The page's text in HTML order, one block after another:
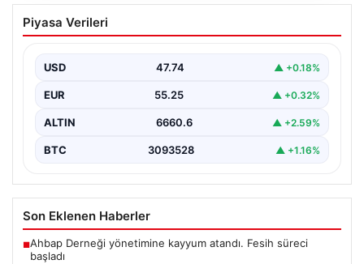
GTA 6’nın oynanış videosu 27
Ağustos’ta Netflix’te yayınlanacak
Ağustos’ta Netflix’te Yayınlanacak”, “content”: “ Güçlü
beklentilerin…
Piyasa Verileri
USD 47.74 ▲ +0.18%
EUR 55.25 ▲ +0.32%
ALTIN 6660.6 ▲ +2.59%
BTC 3093528 ▲ +1.16%
Son Eklenen Haberler
■Ahbap Derneği yönetimine kayyum atandı. Fesih süreci
başladı